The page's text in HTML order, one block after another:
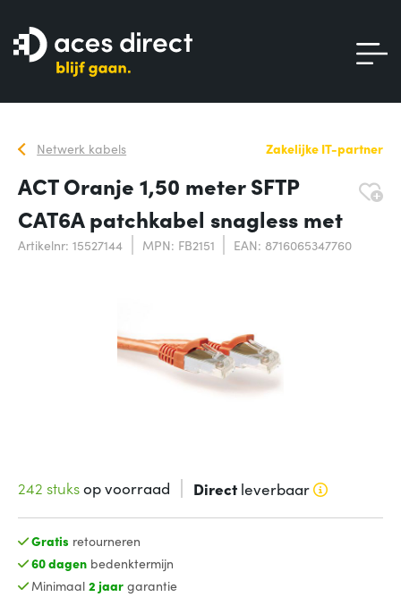
Netwerk kabels Zakelijke IT-partner
ACT Oranje 1,50 meter SFTP
CAT6A patchkabel snagless met
Artikelnr: 15527144 MPN: FB2151 EAN: 8716065347760
242 stuksop voorraad Directleverbaar
Gratis retourneren
60 dagenbedenktermijn
Minimaal 2 jaargarantie